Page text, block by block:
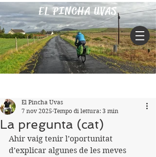
EL PINCHA UVAS
La pregunta (cat)
El Pincha Uvas
7 nov 2025 Tempo di lettura: 3 min
Ahir vaig tenir l’oportunitat
d’explicar algunes de les meves